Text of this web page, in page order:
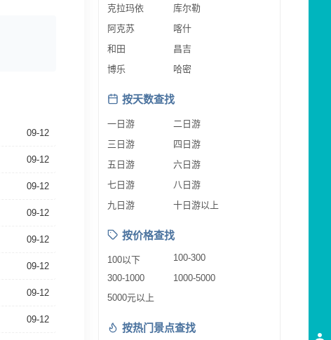
09-12
09-12
09-12
09-12
09-12
09-12
09-12
09-12
克拉玛依
库尔勒
阿克苏
喀什
和田
昌吉
博乐
哈密
按天数查找
一日游
二日游
三日游
四日游
五日游
六日游
七日游
八日游
九日游
十日游以上
按价格查找
100以下
100-300
300-1000
1000-5000
5000元以上
按热门景点查找